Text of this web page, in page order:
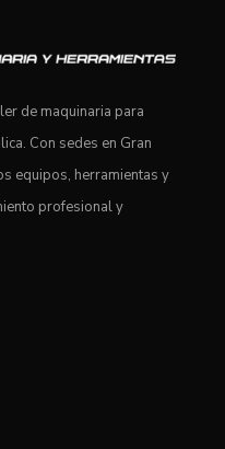
de maquinaria para
Con sedes en Gran
equipos, herramientas y
profesional y